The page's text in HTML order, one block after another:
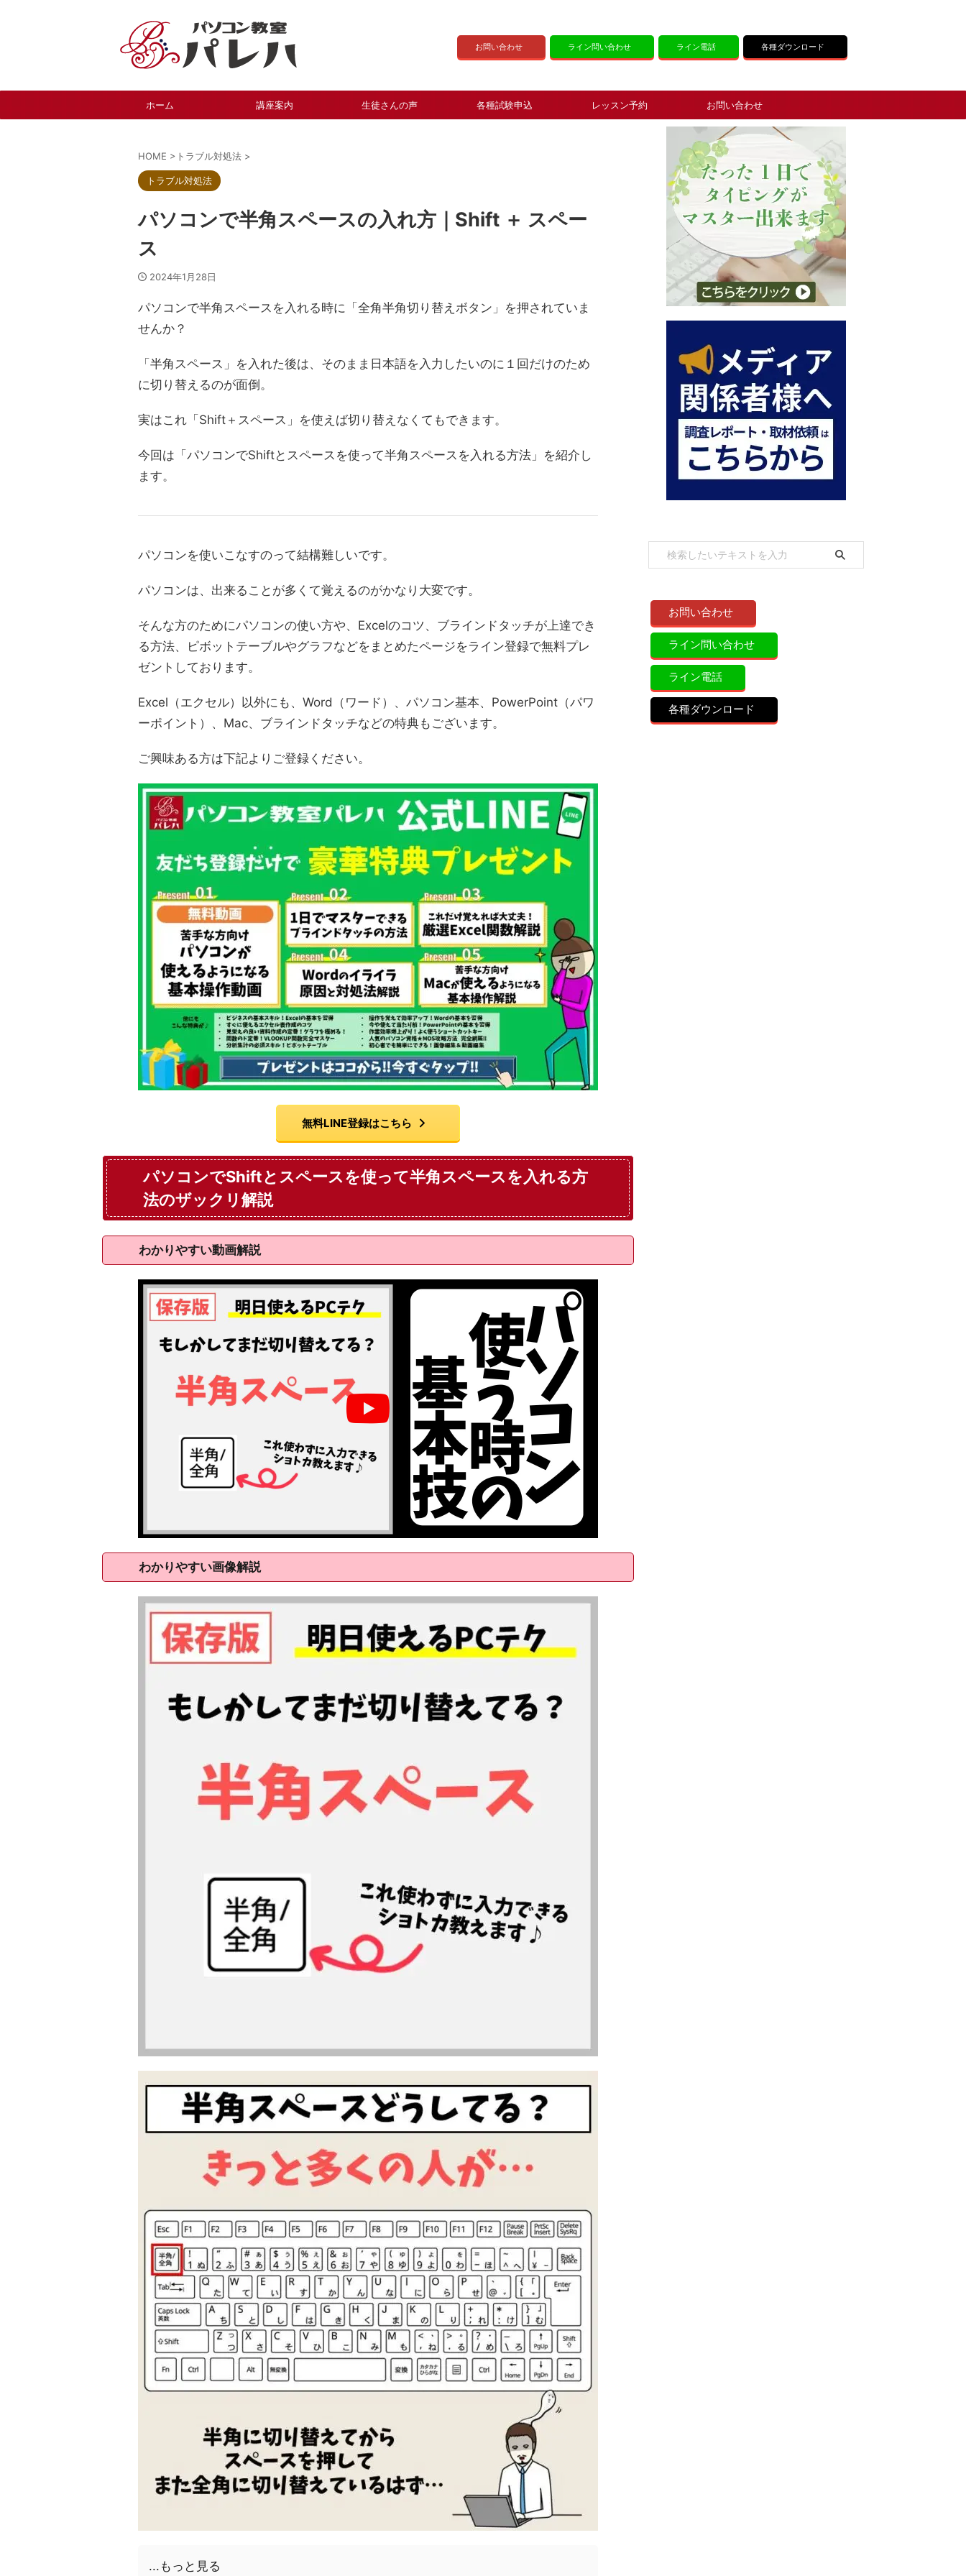
お問い合わせ ライン問い合わせ ライン電話 各種ダウンロード
ホーム 講座案内 生徒さんの声 各種試験申込 レッスン予約 お問い合わせ
HOME > トラブル対処法 >
トラブル対処法
パソコンで半角スペースの入れ方｜Shift ＋ スペー
ス
2024年1月28日
パソコンで半角スペースを入れる時に「全角半角切り替えボタン」を押されていま
せんか？
「半角スペース」を入れた後は、そのまま日本語を入力したいのに１回だけのため
に切り替えるのが面倒。
実はこれ「Shift＋スペース」を使えば切り替えなくてもできます。
今回は「パソコンでShiftとスペースを使って半角スペースを入れる方法」を紹介し
ます。
パソコンを使いこなすのって結構難しいです。
パソコンは、出来ることが多くて覚えるのがかなり大変です。
そんな方のためにパソコンの使い方や、Excelのコツ、ブラインドタッチが上達でき
る方法、ピボットテーブルやグラフなどをまとめたページをライン登録で無料プレ
ゼントしております。
Excel（エクセル）以外にも、Word（ワード）、パソコン基本、PowerPoint（パワ
ーポイント）、Mac、ブラインドタッチなどの特典もございます。
ご興味ある方は下記よりご登録ください。
無料LINE登録はこちら
パソコンでShiftとスペースを使って半角スペースを入れる方
法のザックリ解説
わかりやすい動画解説
わかりやすい画像解説
...もっと見る
お問い合わせ
ライン問い合わせ
ライン電話
各種ダウンロード